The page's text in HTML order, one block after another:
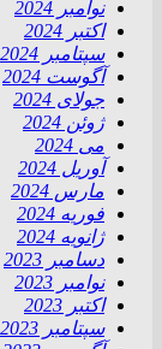
نوامبر 2024
اکتبر 2024
سپتامبر 2024
آگوست 2024
جولای 2024
ژوئن 2024
می 2024
آوریل 2024
مارس 2024
فوریه 2024
ژانویه 2024
دسامبر 2023
نوامبر 2023
اکتبر 2023
سپتامبر 2023